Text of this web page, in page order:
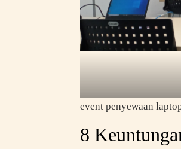
event penyewaan
8